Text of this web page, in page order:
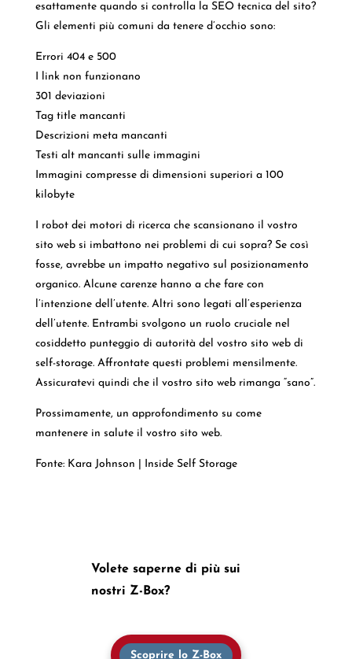
esattamente quando si controlla la SEO tecnica del sito?
Gli elementi più comuni da tenere d’occhio sono:
Errori 404 e 500
I link non funzionano
301 deviazioni
Tag title mancanti
Descrizioni meta mancanti
Testi alt mancanti sulle immagini
Immagini compresse di dimensioni superiori a 100
kilobyte
I robot dei motori di ricerca che scansionano il vostro
sito web si imbattono nei problemi di cui sopra? Se così
fosse, avrebbe un impatto negativo sul posizionamento
organico. Alcune carenze hanno a che fare con
l’intenzione dell’utente. Altri sono legati all’esperienza
dell’utente. Entrambi svolgono un ruolo cruciale nel
cosiddetto punteggio di autorità del vostro sito web di
self-storage. Affrontate questi problemi mensilmente.
Assicuratevi quindi che il vostro sito web rimanga “sano”.
Prossimamente, un approfondimento su come
mantenere in salute il vostro sito web.
Fonte: Kara Johnson | Inside Self Storage
Volete saperne di più sui
nostri Z-Box?
Scoprire lo Z-Box